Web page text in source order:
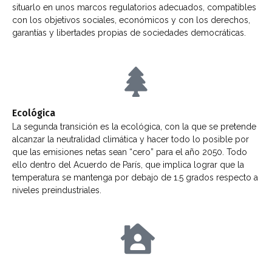
situarlo en unos marcos regulatorios adecuados, compatibles
con los objetivos sociales, económicos y con los derechos,
garantías y libertades propias de sociedades democráticas.
Ecológica
La segunda transición es la ecológica, con la que se pretende
alcanzar la neutralidad climática y hacer todo lo posible por
que las emisiones netas sean “cero” para el año 2050. Todo
ello dentro del Acuerdo de París, que implica lograr que la
temperatura se mantenga por debajo de 1.5 grados respecto a
niveles preindustriales.